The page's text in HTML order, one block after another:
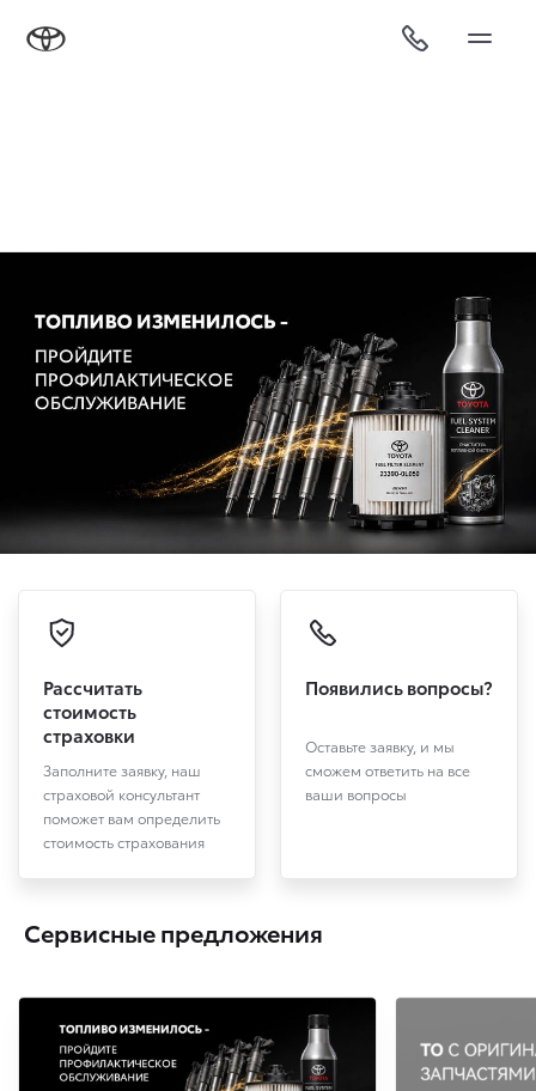
Рассчитать
стоимость
страховки
Заполните заявку, наш
страховой консультант
поможет вам определить
стоимость страхования
Появились вопросы?
Оставьте заявку, и мы
сможем ответить на все
ваши вопросы
Сервисные предложения